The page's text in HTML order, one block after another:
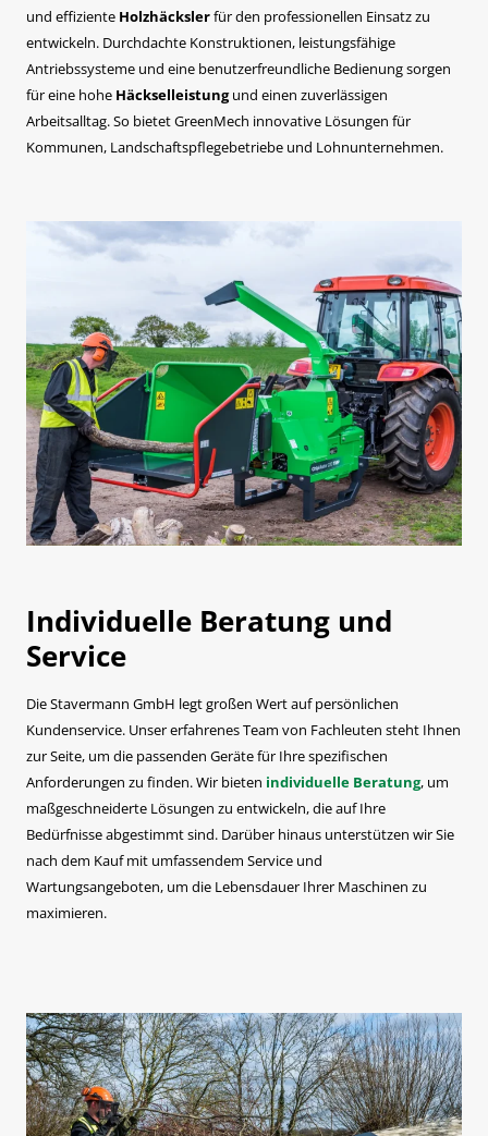
und effiziente Holzhäckslerfür den professionellen Einsatz zu
entwickeln. Durchdachte Konstruktionen, leistungsfähige
Antriebssysteme und eine benutzerfreundliche Bedienung sorgen
für eine hohe Häckselleistungund einen zuverlässigen
Arbeitsalltag. So bietet GreenMech innovative Lösungen für
Kommunen, Landschaftspflegebetriebe und Lohnunternehmen.
Individuelle Beratung und
Service
Die Stavermann GmbH legt großen Wert auf persönlichen
Kundenservice. Unser erfahrenes Team von Fachleuten steht Ihnen
zur Seite, um die passenden Geräte für Ihre spezifischen
Anforderungen zu finden. Wir bieten individuelle Beratung, um
maßgeschneiderte Lösungen zu entwickeln, die auf Ihre
Bedürfnisse abgestimmt sind. Darüber hinaus unterstützen wir Sie
nach dem Kauf mit umfassendem Service und
Wartungsangeboten, um die Lebensdauer Ihrer Maschinen zu
maximieren.